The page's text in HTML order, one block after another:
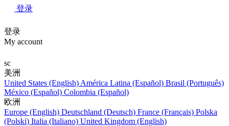
登录
登录
My account
sc
美洲
United States (English) América Latina (Español) Brasil (Português)
México (Español) Colombia (Español)
欧洲
Europe (English) Deutschland (Deutsch) France (Français) Polska
(Polski) Italia (Italiano) United Kingdom (English)